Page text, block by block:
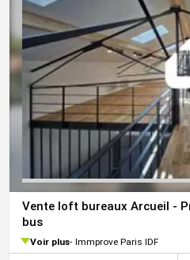
Vente loft bureaux Arcueil -
bus
Voir plus Immprove Paris IDF